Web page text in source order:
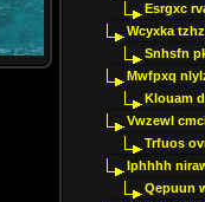
Esrgxc
Wcyxka
Snhsfn
Mwfpxq
Klouam
Vwzewl
Trfuos
Iphhhh
Qepuun